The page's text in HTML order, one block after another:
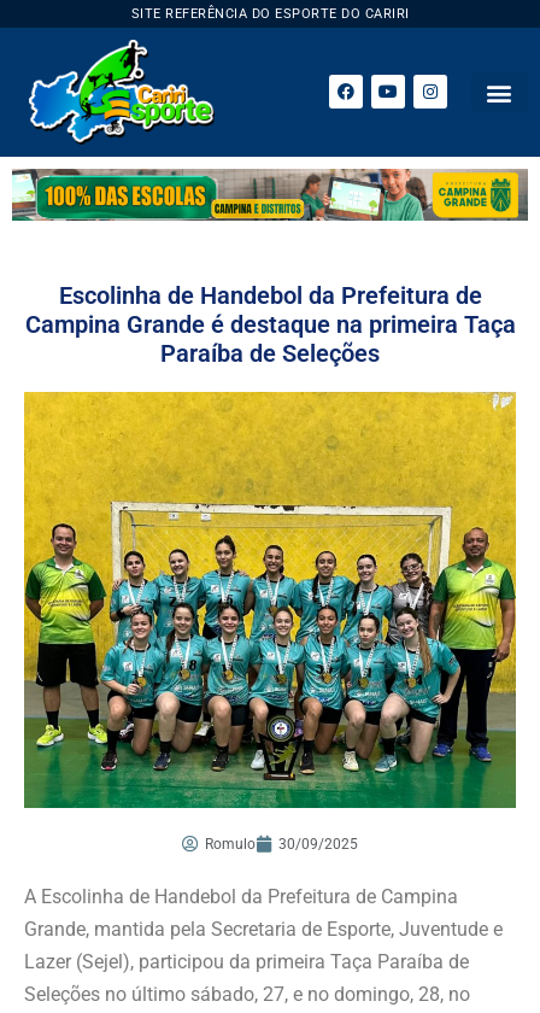
SITE REFERÊNCIA DO ESPORTE DO CARIRI
Escolinha de Handebol da Prefeitura de
Campina Grande é destaque na primeira Taça
Paraíba de Seleções
Romulo 30/09/2025
A Escolinha de Handebol da Prefeitura de Campina
Grande, mantida pela Secretaria de Esporte, Juventude e
Lazer (Sejel), participou da primeira Taça Paraíba de
Seleções no último sábado, 27, e no domingo, 28, no